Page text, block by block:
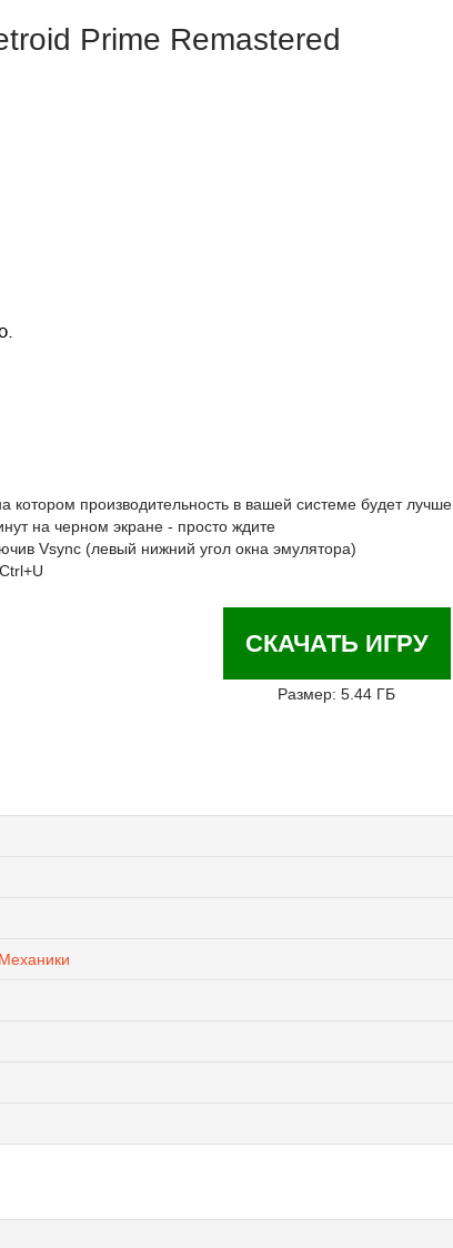
Prime Remastered
котором производительность в вашей системе будет лучше
на черном экране - просто ждите
Vsync (левый нижний угол окна эмулятора)
СКАЧАТЬ ИГРУ
Размер: 5.44 ГБ